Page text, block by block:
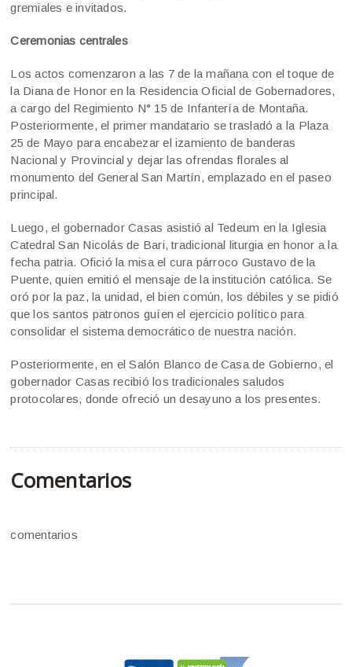
gremiales e invitados.
Ceremonias centrales
Los actos comenzaron a las 7 de la mañana con el toque de
la Diana de Honor en la Residencia Oficial de Gobernadores,
a cargo del Regimiento N° 15 de Infantería de Montaña.
Posteriormente, el primer mandatario se trasladó a la Plaza
25 de Mayo para encabezar el izamiento de banderas
Nacional y Provincial y dejar las ofrendas florales al
monumento del General San Martín, emplazado en el paseo
principal.
Luego, el gobernador Casas asistió al Tedeum en la Iglesia
Catedral San Nicolás de Bari, tradicional liturgia en honor a la
fecha patria. Ofició la misa el cura párroco Gustavo de la
Puente, quien emitió el mensaje de la institución católica. Se
oró por la paz, la unidad, el bien común, los débiles y se pidió
que los santos patronos guíen el ejercicio político para
consolidar el sistema democrático de nuestra nación.
Posteriormente, en el Salón Blanco de Casa de Gobierno, el
gobernador Casas recibió los tradicionales saludos
protocolares, donde ofreció un desayuno a los presentes.
Comentarios
comentarios